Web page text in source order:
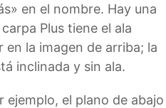
en el nombre. Hay una
Plus tiene el ala
la imagen de arriba; la
inclinada y sin ala.
ejemplo, el plano de abajo